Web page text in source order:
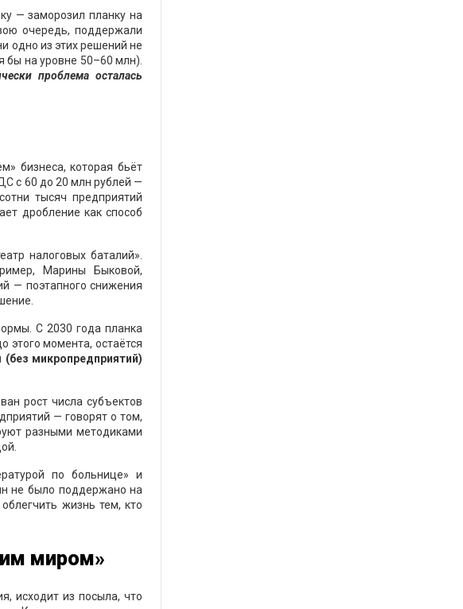
— заморозил планку на
очередь, поддержали
одно из этих решений не
бы на уровне 50–60 млн).
проблема осталась
бизнеса, которая бьёт
с 60 до 20 млн рублей —
тысяч предприятий
дробление как способ
налоговых баталий».
Марины Быковой,
— поэтапного снижения
С 2030 года планка
этого момента, остаётся
микропредприятий)
рост числа субъектов
— говорят о том,
разными методиками
по больнице» и
не было поддержано на
жизнь тем, кто
миром»
исходит из посыла, что